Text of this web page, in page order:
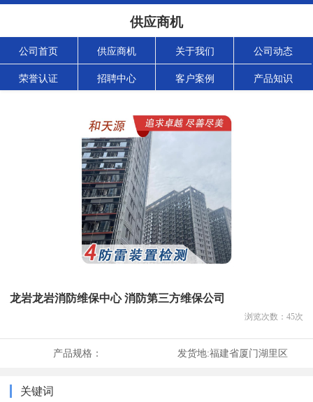
供应商机
公司首页 供应商机 关于我们 公司动态
荣誉认证 招聘中心 客户案例 产品知识
龙岩龙岩消防维保中心 消防第三方维保公司
浏览次数： 45次
产品规格： 发货地:福建省厦门湖里区
关键词